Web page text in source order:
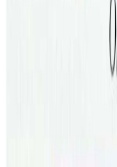
। त्यस्तै उनीहरुले छैटो
हुनुपर्दछ । त्यसपछि थप
गर्नुपर्दछ । यदि सो
गर्नुपर्दछ । कोभिड
‘क्याजुअल कन्ट्याक’मा
वा पिसिआर टेष्ट गर्नुपर्ने